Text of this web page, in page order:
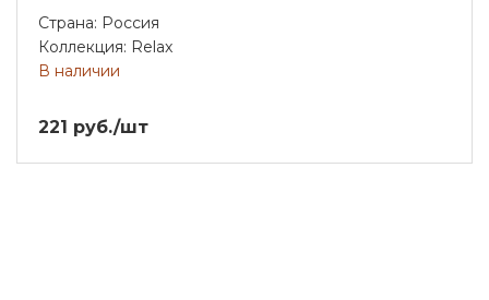
Страна: Россия
Коллекция: Relax
В наличии
221 руб./шт